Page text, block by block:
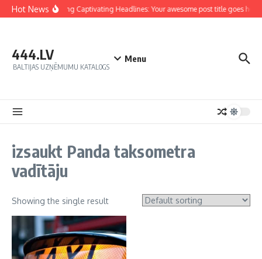
Hot NewsCrafting Captivating Headlines: Your awesome post title goes here
444.LV
BALTIJAS UZŅĒMUMU KATALOGS
Menu
izsaukt Panda taksometra
vadītāju
Showing the single result